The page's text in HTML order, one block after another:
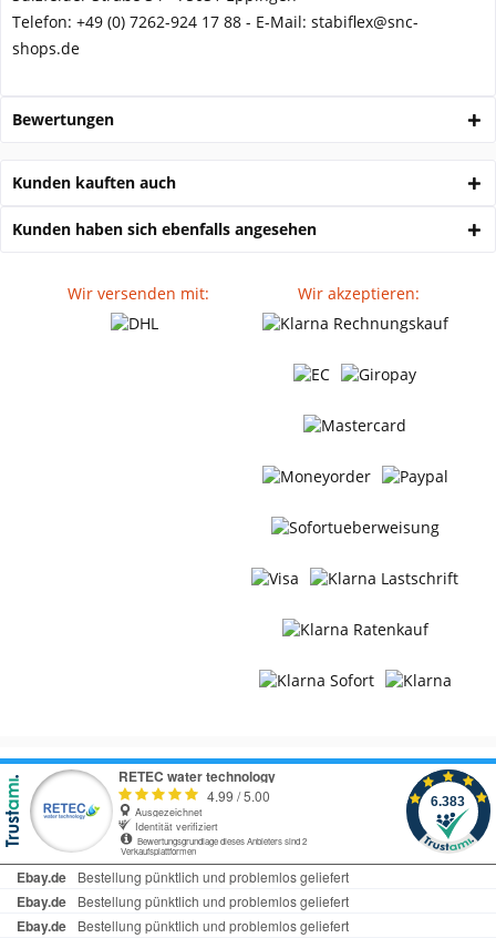
Telefon: +49 (0) 7262-924 17 88 - E-Mail: stabiflex@snc-
shops.de
Bewertungen
Kunden kauften auch
Kunden haben sich ebenfalls angesehen
Wir versenden mit: Wir akzeptieren: